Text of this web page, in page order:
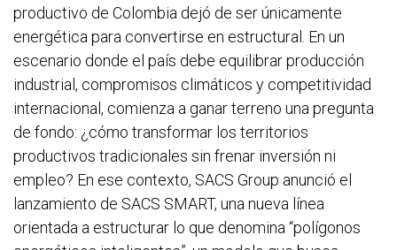
productivo de Colombia dejó de ser únicamente
energética para convertirse en estructural. En un
escenario donde el país debe equilibrar producción
industrial, compromisos climáticos y competitividad
internacional, comienza a ganar terreno una pregunta
de fondo: ¿cómo transformar los territorios
productivos tradicionales sin frenar inversión ni
empleo? En ese contexto, SACS Group anunció el
lanzamiento de SACS SMART, una nueva línea
orientada a estructurar lo que denomina “polígonos